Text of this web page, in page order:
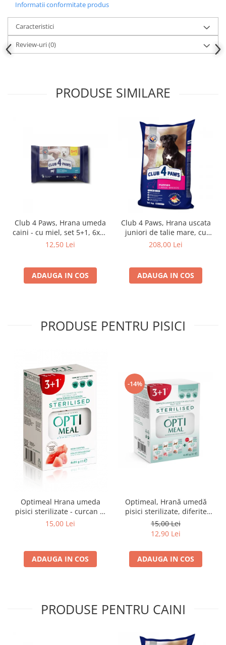
Informatii conformitate produs
Caracteristici
Review-uri(0)
PRODUSE SIMILARE
Club 4 Paws, Hrana umeda
caini - cu miel, set 5+1, 6x80
g
12,50 Lei
ADAUGA IN COS
Club 4 Paws, Hrana uscata
juniori de talie mare, cu
pui, 14kg
208,00 Lei
ADAUGA IN COS
PRODUSE PENTRU PISICI
Optimeal Hrana umeda
pisici sterilizate - curcan si
pui in sos, set 3+1,
15,00 Lei
ADAUGA IN COS
-14%
Optimeal, Hrană umedă
pisici sterilizate, diferite
arome, (3+1), 0.34kg
15,00 Lei
12,90 Lei
ADAUGA IN COS
PRODUSE PENTRU CAINI